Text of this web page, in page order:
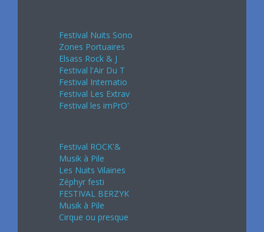
Festival Nuits Sono
Zones Portuaires
Elsass Rock & J
Festival l'Air Du T
Festival Internatio
Festival Les Extrav
Festival les imPrO'
Festival ROCK'&
Musik à Pile
Les Nuits Vilaines
Zéphyr festi
FESTIVAL BERZYK
Musik à Pile
Cirque ou presque